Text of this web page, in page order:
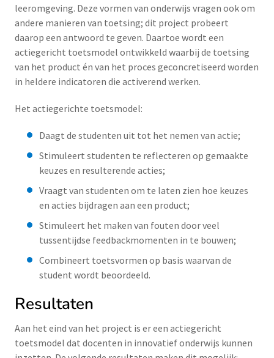
leeromgeving. Deze vormen van onderwijs vragen ook om
andere manieren van toetsing; dit project probeert
daarop een antwoord te geven. Daartoe wordt een
actiegericht toetsmodel ontwikkeld waarbij de toetsing
van het product én van het proces geconcretiseerd worden
in heldere indicatoren die activerend werken.
Het actiegerichte toetsmodel:
Daagt de studenten uit tot het nemen van actie;
Stimuleert studenten te reflecteren op gemaakte
keuzes en resulterende acties;
Vraagt van studenten om te laten zien hoe keuzes
en acties bijdragen aan een product;
Stimuleert het maken van fouten door veel
tussentijdse feedbackmomenten in te bouwen;
Combineert toetsvormen op basis waarvan de
student wordt beoordeeld.
Resultaten
Aan het eind van het project is er een actiegericht
toetsmodel dat docenten in innovatief onderwijs kunnen